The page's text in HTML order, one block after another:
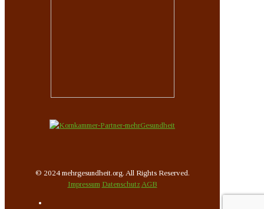
© 2024 mehrgesundheit.org. All Rights Reserved.
Impressum Datenschutz AGB